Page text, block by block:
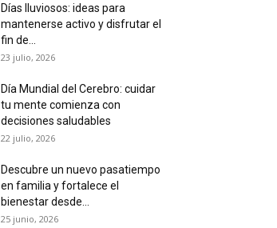
Días lluviosos: ideas para
mantenerse activo y disfrutar el
fin de...
23 julio, 2026
Día Mundial del Cerebro: cuidar
tu mente comienza con
decisiones saludables
22 julio, 2026
Descubre un nuevo pasatiempo
en familia y fortalece el
bienestar desde...
25 junio, 2026